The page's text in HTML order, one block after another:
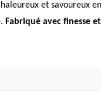
et savoureux
Fabriqué avec finesse